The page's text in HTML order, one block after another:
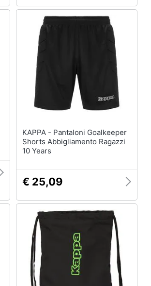
KAPPA - Pantaloni Goalkeeper
Shorts Abbigliamento Ragazzi
10 Years
€ 25,09